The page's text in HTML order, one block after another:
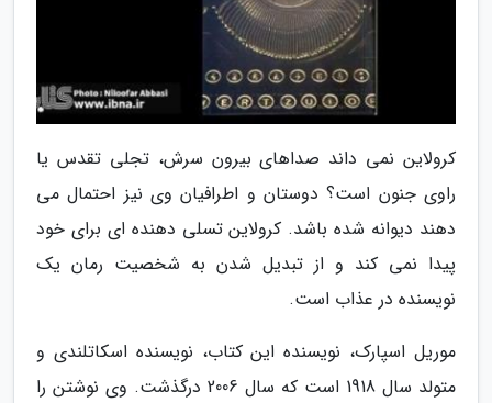
کرولاین نمی داند صداهای بیرون سرش، تجلی تقدس یا
راوی جنون است؟ دوستان و اطرافیان وی نیز احتمال می
دهند دیوانه شده باشد. کرولاین تسلی دهنده ای برای خود
پیدا نمی کند و از تبدیل شدن به شخصیت رمان یک
نویسنده در عذاب است.
موریل اسپارک، نویسنده این کتاب، نویسنده اسکاتلندی و
متولد سال 1918 است که سال 2006 درگذشت. وی نوشتن را